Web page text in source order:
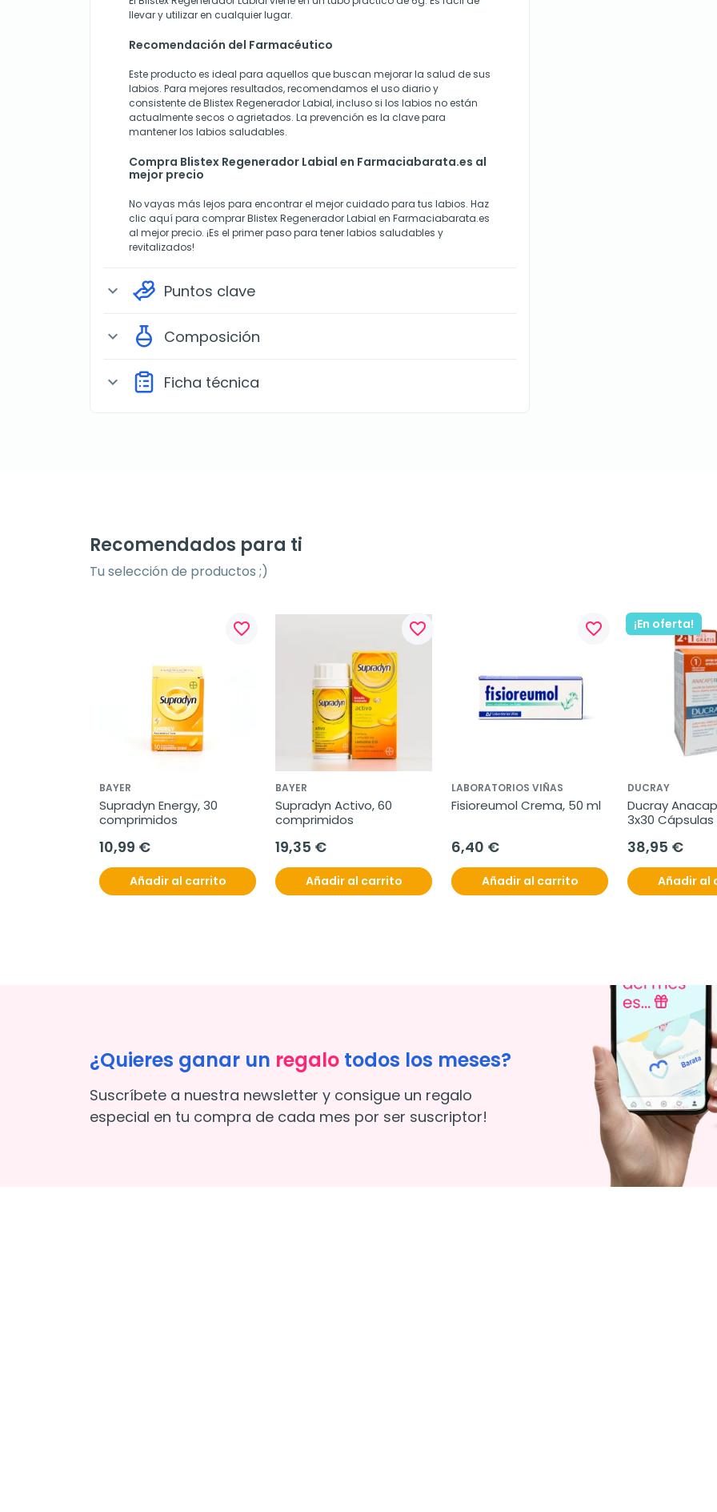
llevar y utilizar en cualquier lugar.
Recomendación del Farmacéutico
Este producto es ideal para aquellos que buscan mejorar la salud de sus
labios. Para mejores resultados, recomendamos el uso diario y
consistente de Blistex Regenerador Labial, incluso si los labios no están
actualmente secos o agrietados. La prevención es la clave para
mantener los labios saludables.
Compra Blistex Regenerador Labial en Farmaciabarata.es al
mejor precio
No vayas más lejos para encontrar el mejor cuidado para tus labios. Haz
clic aquí para comprar Blistex Regenerador Labial en Farmaciabarata.es
al mejor precio. ¡Es el primer paso para tener labios saludables y
revitalizados!
expand_more Puntos clave
expand_more Composición
expand_more Ficha técnica
Recomendados para ti
Tu selección de productos ;)
favorite_border
BAYER
Supradyn Energy, 30
comprimidos
10,99 €
Añadir al carrito
favorite_border
BAYER
Supradyn Activo, 60
comprimidos
19,35 €
Añadir al carrito
favorite_border
LABORATORIOS VIÑAS
Fisioreumol Crema, 50 ml
6,40 €
Añadir al carrito
¡En oferta!
DUCRAY
Ducray
3x30 Cápsulas
38,95 €
Añadir al
¿Quieres ganar un regalo todos los meses?
Suscríbete a nuestra newsletter y consigue un regalo
especial en tu compra de cada mes por ser suscriptor!